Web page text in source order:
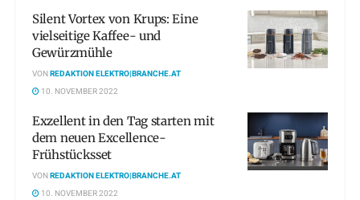
Silent Vortex von Krups: Eine
vielseitige Kaffee- und
Gewürzmühle
VONREDAKTION ELEKTRO|BRANCHE.AT
10. NOVEMBER 2022
Exzellent in den Tag starten mit
dem neuen Excellence-
Frühstücksset
VONREDAKTION ELEKTRO|BRANCHE.AT
10. NOVEMBER 2022